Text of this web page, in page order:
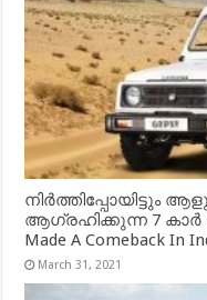
നിർത്തിപ്പോയിട്ടും
ആഗ്രഹിക്കുന്ന 7 കാർ
Made A Comeback In
March 31, 2021